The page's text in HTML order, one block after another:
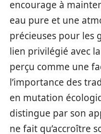
encourage à
eau pure et une
précieuses pour les
lien privilégié avec
perçu comme une
l’importance des
en mutation
distingue par son
ne fait qu’accroître